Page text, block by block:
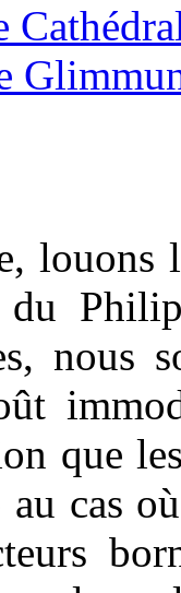
louons
du
nous
que
cas